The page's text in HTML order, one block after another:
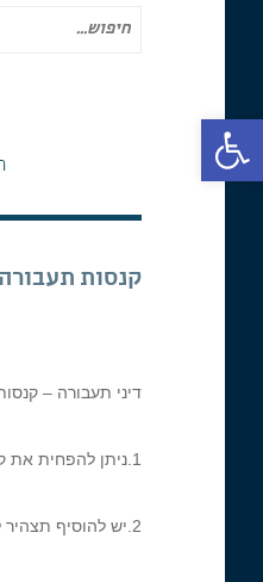
פתח סרגל נגישות
קנסות תעבורה
דיני תעבורה –
1.ניתן להפחית את קנסות התעבורה על ידי פנייה מתאימה למרכז הקנסות.
2.יש להוסיף תצהיר לבקשה.